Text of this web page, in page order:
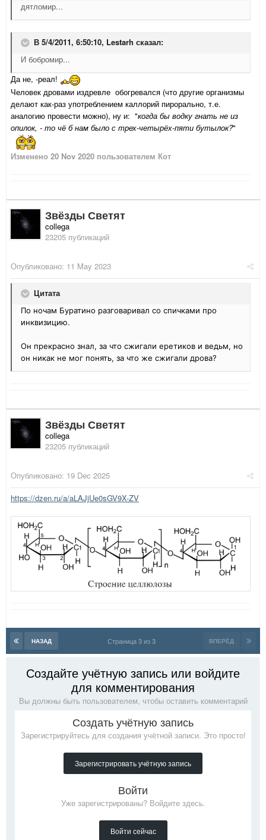
дятломир...
В 5/4/2011, 6:50:10, Lestarh сказал:
И бобромир...
Да не, -реал!
Человек дровами издревле обогревался (что другие организмы
делают как-раз употреблением каллорий пирорально, т.е.
аналогию провести можно), ну и: "когда бы водку гнать не из
опилок, - то чё б нам было с трех-четырёх-пяти бутылок?"
Изменено 20 Nov 2020 пользователем Кот
Звёзды Светят
collega
23205 публикаций
Опубликовано: 11 May 2023
Цитата
По ночам Буратино разговаривал со спичками про
инквизицию.
Он прекрасно знал, за что сжигали еретиков и ведьм, но
он никак не мог понять, за что же сжигали дрова?
Звёзды Светят
collega
23205 публикаций
Опубликовано: 19 Dec 2025
https://dzen.ru/a/aLAJjUe0sGV9X-ZV
НАЗАД ВПЕРЁД
Страница 3 из 3
Создайте учётную запись или войдите
для комментирования
Вы должны быть пользователем, чтобы оставить комментарий
Создать учётную запись
Зарегистрируйтесь для создания учётной записи. Это просто!
Зарегистрировать учётную запись
Войти
Уже зарегистрированы? Войдите здесь.
Войти сейчас